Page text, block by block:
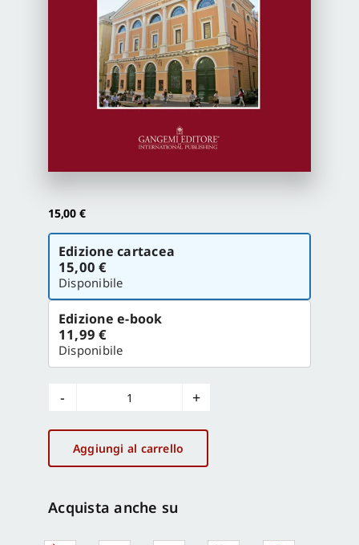
Proposte di pubblicazione
Gangemi Editore
15,00 €
Scegli
versione
Edizione cartacea
15,00 €
Disponibile
Edizione e-book
11,99 €
Disponibile
Civitavecchia
e
il
teatro
Aggiungi al carrello
Acquista anche su